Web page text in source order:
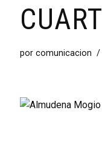
por comunicacion